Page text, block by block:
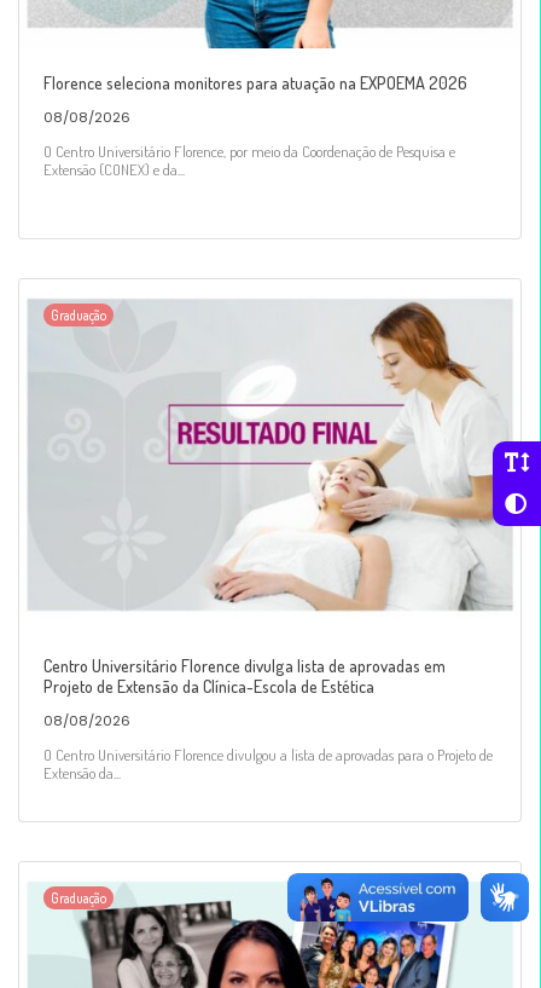
Florence seleciona monitores para atuação na EXPOEMA 2026
08/08/2026
O Centro Universitário Florence, por meio da Coordenação de Pesquisa e
Extensão (CONEX) e da...
Graduação
Centro Universitário Florence divulga lista de aprovadas em
Projeto de Extensão da Clínica-Escola de Estética
08/08/2026
O Centro Universitário Florence divulgou a lista de aprovadas para o Projeto de
Extensão da...
Graduação